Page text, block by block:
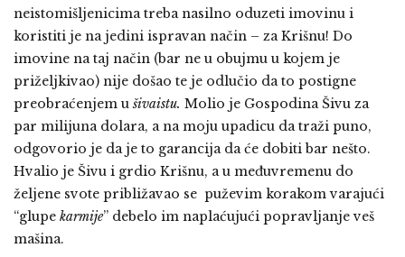
neistomišljenicima treba nasilno oduzeti imovinu i
koristiti je na jedini ispravan način – za Krišnu! Do
imovine na taj način (bar ne u obujmu u kojem je
priželjkivao) nije došao te je odlučio da to postigne
preobraćenjem u šivaistu. Molio je Gospodina Šivu za
par milijuna dolara, a na moju upadicu da traži puno,
odgovorio je da je to garancija da će dobiti bar nešto.
Hvalio je Šivu i grdio Krišnu, a u međuvremenu do
željene svote približavao se puževim korakom varajući
“glupe karmije” debelo im naplaćujući popravljanje veš
mašina.